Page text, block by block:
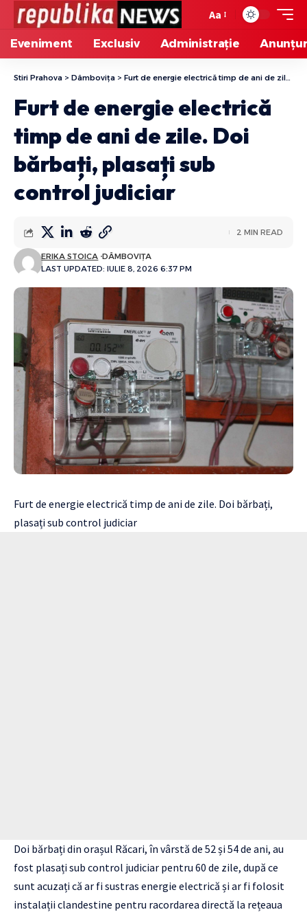
Aa
Eveniment Exclusiv Administrație
Stiri Prahova > Dâmbovița > Furt de energie electrică timp de ani de zile. Doi bărbați, plasați sub control judiciar
Furt de energie electrică
timp de ani de zile. Doi
bărbați, plasați sub
control judiciar
LAST UPDATED: IULIE 8, 2026 6:37 PM
ERIKA STOICA DÂMBOVIȚA
2 MIN READ
Furt de energie electrică timp de ani de zile. Doi bărbați,
plasați sub control judiciar
Doi bărbați din orașul Răcari, în vârstă de 52 și 54 de ani, au
fost plasați sub control judiciar pentru 60 de zile, după ce
sunt acuzați că ar fi sustras energie electrică și ar fi folosit
instalații clandestine pentru racordarea directă la rețeaua